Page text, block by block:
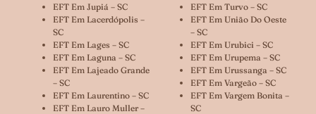
EFT Em Jupiá – SC
EFT Em Lacerdópolis –
SC
EFT Em Lages – SC
EFT Em Laguna – SC
EFT Em Lajeado Grande
– SC
EFT Em Laurentino – SC
EFT Em Lauro Muller –
EFT Em Turvo – SC
EFT Em União Do Oeste
– SC
EFT Em Urubici – SC
EFT Em Urupema – SC
EFT Em Urussanga – SC
EFT Em Vargeão – SC
EFT Em Vargem Bonita –
SC